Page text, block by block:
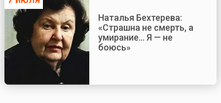
Наталья Бехтерева:
«Страшна не смерть, а
умирание... Я — не
боюсь»